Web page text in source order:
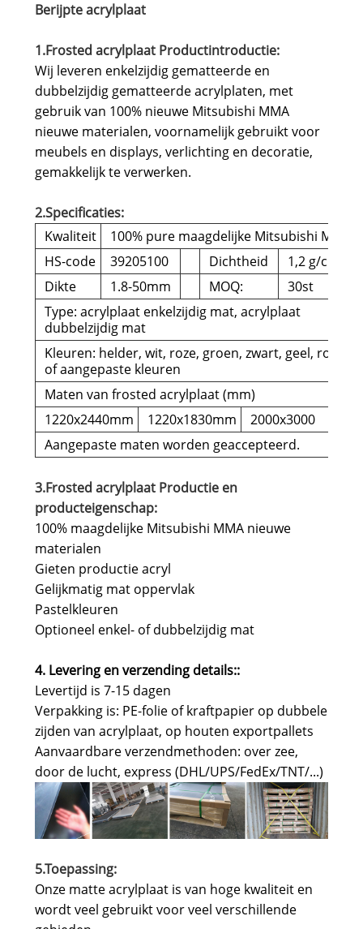
Berijpte acrylplaat
1.Frosted acrylplaat Productintroductie:
Wij leveren enkelzijdig gematteerde en
dubbelzijdig gematteerde acrylplaten, met
gebruik van 100% nieuwe Mitsubishi MMA
nieuwe materialen, voornamelijk gebruikt voor
meubels en displays, verlichting en decoratie,
gemakkelijk te verwerken.
2.Specificaties:
Kwaliteit
100% pure maagdelijke Mitsubishi MMA
HS-code
39205100 Dichtheid
1,2 g/cm3
Dikte
1.8-50mm MOQ:
30st
Type: acrylplaat enkelzijdig mat, acrylplaat
dubbelzijdig mat
Kleuren: helder, wit, roze, groen, zwart, geel, rood
of aangepaste kleuren
Maten van frosted acrylplaat (mm)
1220x2440mm
1220x1830mm
2000x3000
Aangepaste maten worden geaccepteerd.
3.Frosted acrylplaat Productie en
producteigenschap:
100% maagdelijke Mitsubishi MMA nieuwe
materialen
Gieten productie acryl
Gelijkmatig mat oppervlak
Pastelkleuren
Optioneel enkel- of dubbelzijdig mat
4. Levering en verzending details::
Levertijd is 7-15 dagen
Verpakking is: PE-folie of kraftpapier op dubbele
zijden van acrylplaat, op houten exportpallets
Aanvaardbare verzendmethoden: over zee,
door de lucht, express (DHL/UPS/FedEx/TNT/...)
5.Toepassing:
Onze matte acrylplaat is van hoge kwaliteit en
wordt veel gebruikt voor veel verschillende